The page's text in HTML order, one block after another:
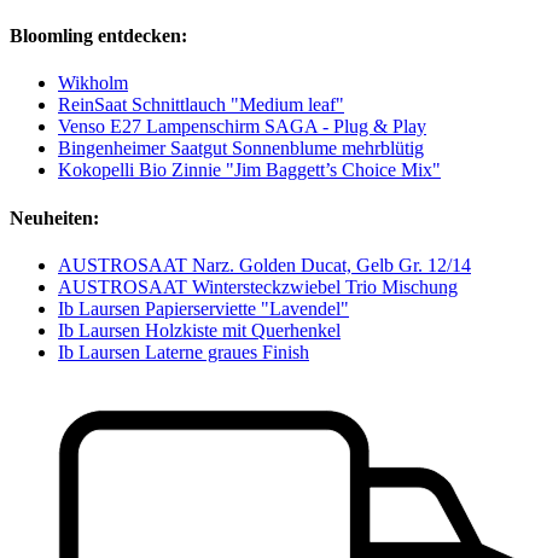
Bloomling entdecken:
Wikholm
ReinSaat Schnittlauch "Medium leaf"
Venso E27 Lampenschirm SAGA - Plug & Play
Bingenheimer Saatgut Sonnenblume mehrblütig
Kokopelli Bio Zinnie "Jim Baggett’s Choice Mix"
Neuheiten:
AUSTROSAAT Narz. Golden Ducat, Gelb Gr. 12/14
AUSTROSAAT Wintersteckzwiebel Trio Mischung
Ib Laursen Papierserviette "Lavendel"
Ib Laursen Holzkiste mit Querhenkel
Ib Laursen Laterne graues Finish